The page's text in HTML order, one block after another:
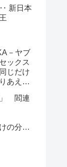
新日本
－ヤブ
ックス
じだけ
あえな
」 閻連
か